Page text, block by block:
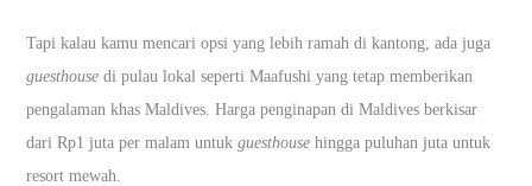
Tapi kalau kamu mencari opsi yang lebih ramah di kantong, ada juga
guesthousedi pulau lokal seperti Maafushi yang tetap memberikan
pengalaman khas Maldives. Harga penginapan di Maldives berkisar
dari Rp1 juta per malam untukguesthousehingga puluhan juta untuk
resort mewah.